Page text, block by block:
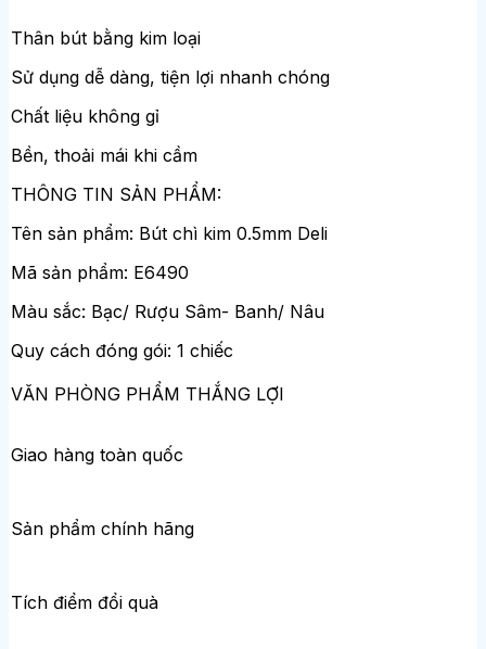
Thân bút bằng kim loại
Sử dụng dễ dàng, tiện lợi nhanh chóng
Chất liệu không gỉ
Bền, thoải mái khi cầm
THÔNG TIN SẢN PHẨM:
Tên sản phẩm: Bút chì kim 0.5mm Deli
Mã sản phẩm: E6490
Màu sắc: Bạc/ Rượu Sâm- Banh/ Nâu
Quy cách đóng gói: 1 chiếc
VĂN PHÒNG PHẨM THẮNG LỢI
Giao hàng toàn quốc
Sản phẩm chính hãng
Tích điểm đổi quà